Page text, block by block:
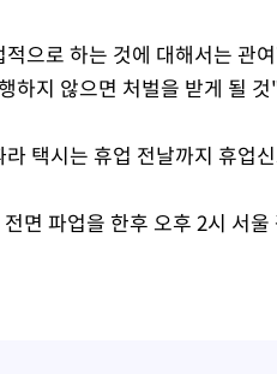
으로 하는 것에 대해서는 관
하지 않으면 처벌을 받게 될
택시는 휴업 전날까지 휴업
면 파업을 한후 오후 2시 서